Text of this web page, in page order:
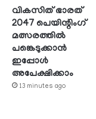
വികസിത് ഭാരത്
2047 പെയിന്റിംഗ്
മത്സരത്തില്‍
പങ്കെടുക്കാന്‍
ഇപ്പോള്‍
അപേക്ഷിക്കാം
13 minutes ago